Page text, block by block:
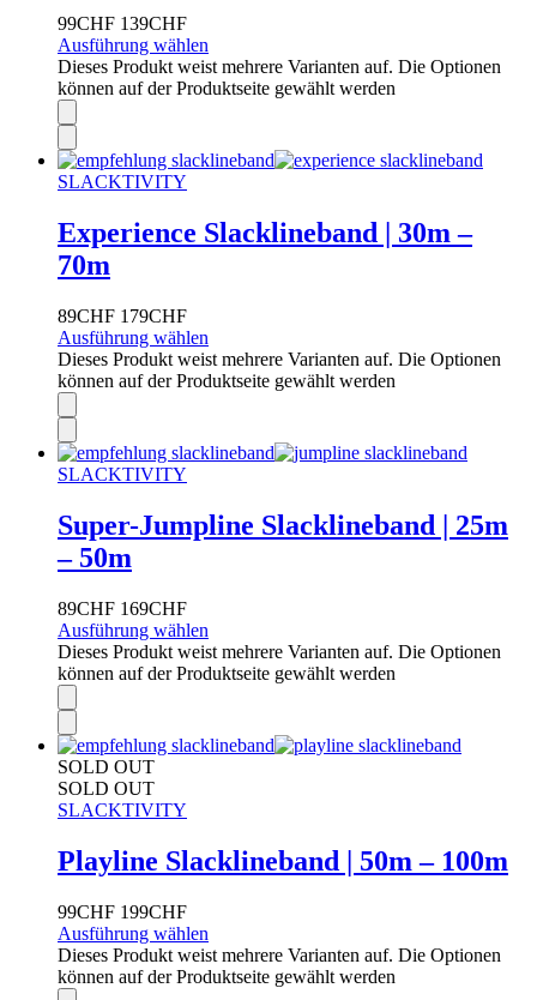
99CHF 139CHF
Ausführung wählen
Dieses Produkt weist mehrere Varianten auf. Die Optionen
können auf der Produktseite gewählt werden
SLACKTIVITY
Experience Slacklineband | 30m –
70m
89CHF 179CHF
Ausführung wählen
Dieses Produkt weist mehrere Varianten auf. Die Optionen
können auf der Produktseite gewählt werden
SLACKTIVITY
Super-Jumpline Slacklineband | 25m
– 50m
89CHF 169CHF
Ausführung wählen
Dieses Produkt weist mehrere Varianten auf. Die Optionen
können auf der Produktseite gewählt werden
SOLD OUT
SOLD OUT
SLACKTIVITY
Playline Slacklineband | 50m – 100m
99CHF 199CHF
Ausführung wählen
Dieses Produkt weist mehrere Varianten auf. Die Optionen
können auf der Produktseite gewählt werden